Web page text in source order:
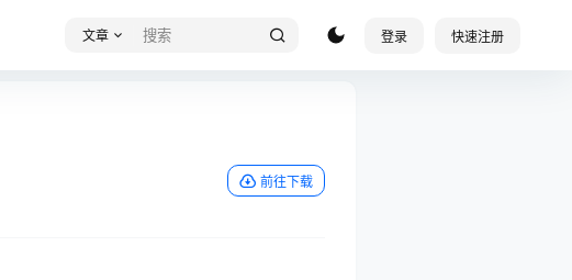
文章 登录 快速注册
前往下载